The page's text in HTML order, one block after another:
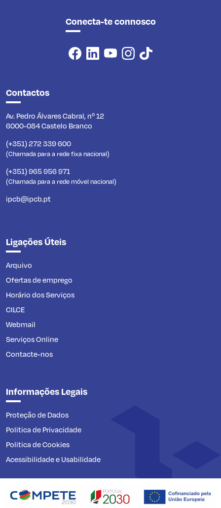
Conecta-te connosco
Contactos
Av. Pedro Álvares Cabral, nº 12
6000-084 Castelo Branco
(+351) 272 339 600
(Chamada para a rede fixa nacional)
(+351) 965 956 971
(Chamada para a rede móvel nacional)
ipcb@ipcb.pt
Ligações Úteis
Arquivo
Ofertas de emprego
Horário dos Serviços
CILCE
Webmail
Serviços Online
Contacte-nos
Informações Legais
Proteção de Dados
Politica de Privacidade
Politica de Cookies
Acessibilidade e Usabilidade